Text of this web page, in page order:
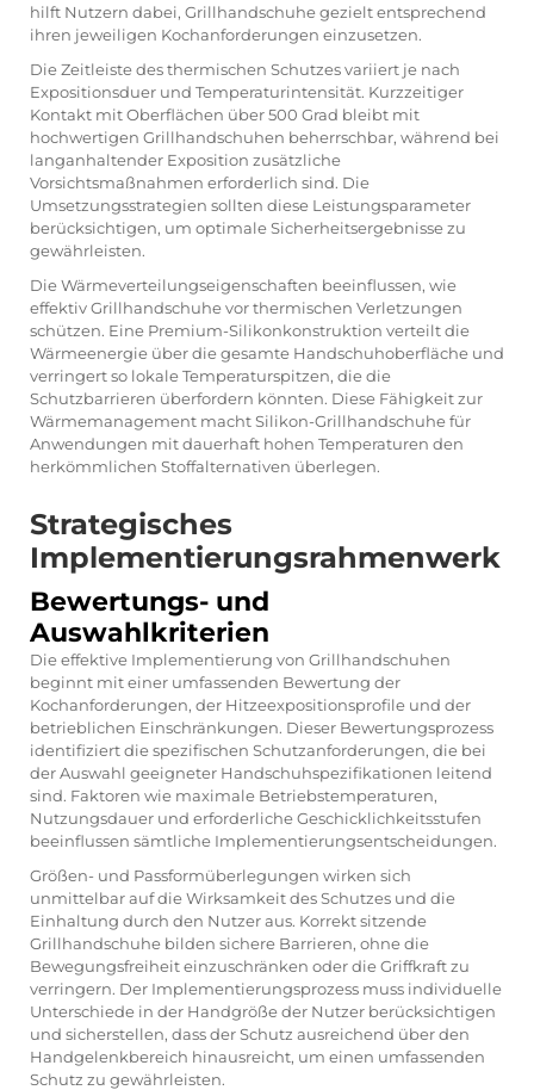
hilft Nutzern dabei, Grillhandschuhe gezielt entsprechend
ihren jeweiligen Kochanforderungen einzusetzen.
Die Zeitleiste des thermischen Schutzes variiert je nach
Expositionsduer und Temperaturintensität. Kurzzeitiger
Kontakt mit Oberflächen über 500 Grad bleibt mit
hochwertigen Grillhandschuhen beherrschbar, während bei
langanhaltender Exposition zusätzliche
Vorsichtsmaßnahmen erforderlich sind. Die
Umsetzungsstrategien sollten diese Leistungsparameter
berücksichtigen, um optimale Sicherheitsergebnisse zu
gewährleisten.
Die Wärmeverteilungseigenschaften beeinflussen, wie
effektiv Grillhandschuhe vor thermischen Verletzungen
schützen. Eine Premium-Silikonkonstruktion verteilt die
Wärmeenergie über die gesamte Handschuhoberfläche und
verringert so lokale Temperaturspitzen, die die
Schutzbarrieren überfordern könnten. Diese Fähigkeit zur
Wärmemanagement macht Silikon-Grillhandschuhe für
Anwendungen mit dauerhaft hohen Temperaturen den
herkömmlichen Stoffalternativen überlegen.
Strategisches
Implementierungsrahmenwerk
Bewertungs- und
Auswahlkriterien
Die effektive Implementierung von Grillhandschuhen
beginnt mit einer umfassenden Bewertung der
Kochanforderungen, der Hitzeexpositionsprofile und der
betrieblichen Einschränkungen. Dieser Bewertungsprozess
identifiziert die spezifischen Schutzanforderungen, die bei
der Auswahl geeigneter Handschuhspezifikationen leitend
sind. Faktoren wie maximale Betriebstemperaturen,
Nutzungsdauer und erforderliche Geschicklichkeitsstufen
beeinflussen sämtliche Implementierungsentscheidungen.
Größen- und Passformüberlegungen wirken sich
unmittelbar auf die Wirksamkeit des Schutzes und die
Einhaltung durch den Nutzer aus. Korrekt sitzende
Grillhandschuhe bilden sichere Barrieren, ohne die
Bewegungsfreiheit einzuschränken oder die Griffkraft zu
verringern. Der Implementierungsprozess muss individuelle
Unterschiede in der Handgröße der Nutzer berücksichtigen
und sicherstellen, dass der Schutz ausreichend über den
Handgelenkbereich hinausreicht, um einen umfassenden
Schutz zu gewährleisten.